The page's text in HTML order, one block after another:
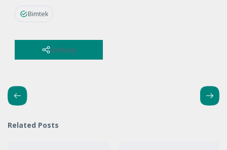
Bimtek
Berbagi
Related Posts